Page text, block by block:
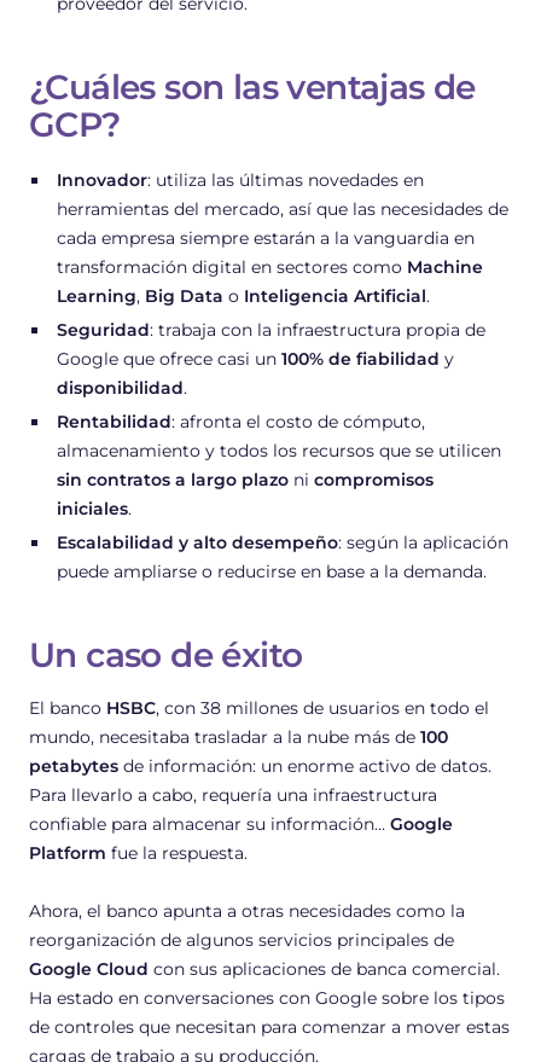
¿Cuáles son las ventajas de
GCP?
Innovador: utiliza las últimas novedades en
herramientas del mercado, así que las necesidades de
cada empresa siempre estarán a la vanguardia en
transformación digital en sectores como Machine
Learning, Big Data o Inteligencia Artificial.
Seguridad: trabaja con la infraestructura propia de
Google que ofrece casi un 100% de fiabilidad y
disponibilidad.
Rentabilidad: afronta el costo de cómputo,
almacenamiento y todos los recursos que se utilicen
sin contratos a largo plazoni compromisos
iniciales.
Escalabilidad y alto desempeño: según la aplicación
puede ampliarse o reducirse en base a la demanda.
Un caso de éxito
El banco HSBC, con 38 millones de usuarios en todo el
mundo, necesitaba trasladar a la nube más de 100
petabytes de información: un enorme activo de datos.
Para llevarlo a cabo, requería una infraestructura
confiable para almacenar su información… Google
Platform fue la respuesta.
Ahora, el banco apunta a otras necesidades como la
reorganización de algunos servicios principales de
Google Cloud con sus aplicaciones de banca comercial.
Ha estado en conversaciones con Google sobre los tipos
de controles que necesitan para comenzar a mover estas
cargas de trabajo a su producción.